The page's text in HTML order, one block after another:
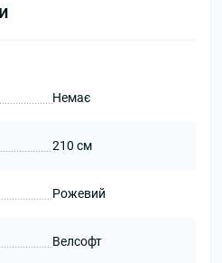
Немає
210 см
Рожевий
Велсофт